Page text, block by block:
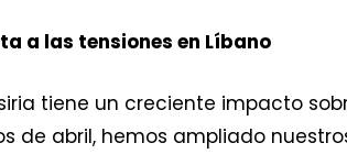
a las tensiones en Líbano
tiene un creciente impacto
de abril, hemos ampliado